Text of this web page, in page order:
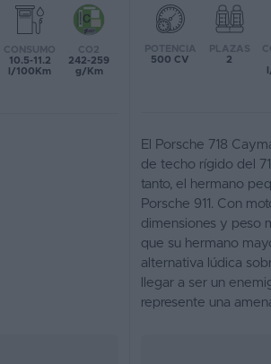
CONSUMO
10.5-11.2
l/100Km
CO2
242-259
g/Km
POTENCIA
500 CV
PLAZAS
2
El Porsche 718
de techo rígido del
tanto, el hermano
Porsche 911. Con
dimensiones y peso
que su hermano
alternativa lúdica
llegar a ser un
represente una